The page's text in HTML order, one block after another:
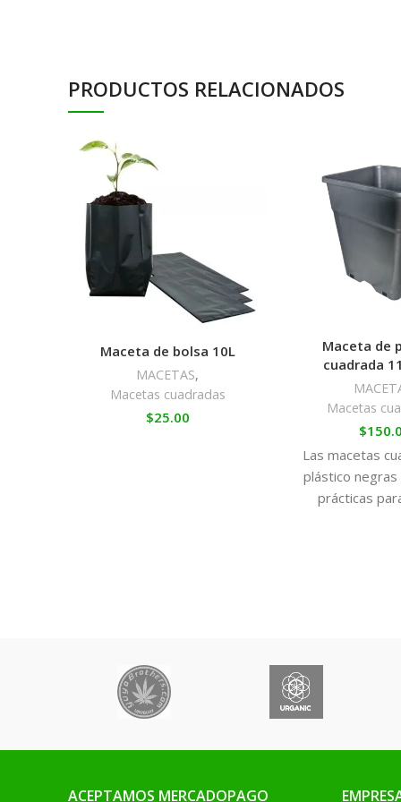
PRODUCTOS RELACIONADOS
Maceta de bolsa 10L
MACETAS,
Macetas cuadradas
$25.00
Maceta de
cuadrada
Macetas
$
Las macetas
plástico negras
prácticas
ACEPTAMOS MERCADOPAGO